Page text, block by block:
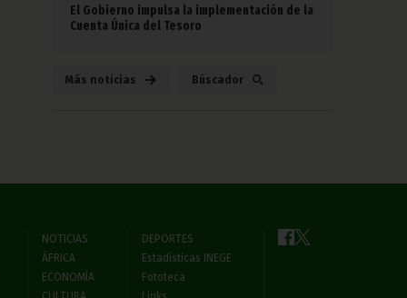
El Gobierno impulsa la implementación de la
Cuenta Única del Tesoro
Más noticias Búscador
NOTICIAS
ÁFRICA
ECONOMÍA
DEPORTES
Estadísticas INEGE
Fototeca